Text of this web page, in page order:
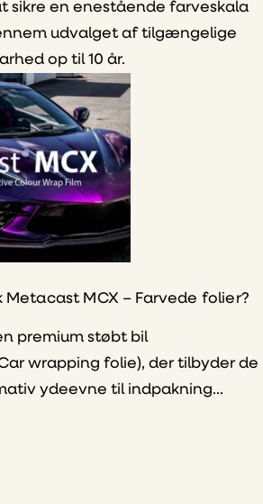
sikre en enestående farveskala
udvalget af tilgængelige
op til 10 år.
Metacast MCX – Farvede folier?
premium støbt bil
wrapping folie), der tilbyder de
ydeevne til indpakning...